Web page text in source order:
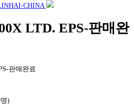
CHINA
LTD. EPS-판매완
)